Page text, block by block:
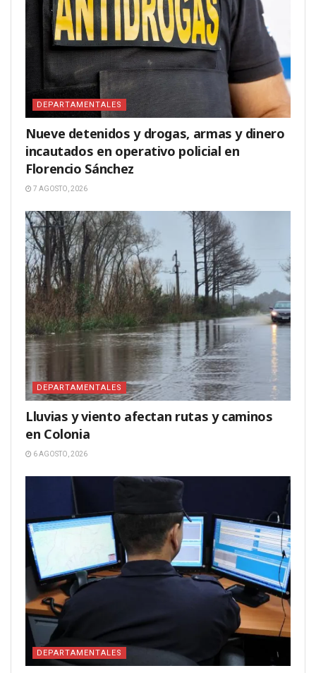
DEPARTAMENTALES
Nueve detenidos y drogas, armas y dinero
incautados en operativo policial en
Florencio Sánchez
7 AGOSTO, 2026
DEPARTAMENTALES
Lluvias y viento afectan rutas y caminos
en Colonia
6 AGOSTO, 2026
DEPARTAMENTALES